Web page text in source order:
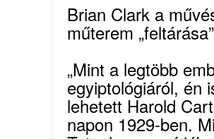
Brian Clark a
műterem
„Mint a legtöbb
egyiptológiáról, én
lehetett Harold
napon 1929-ben.